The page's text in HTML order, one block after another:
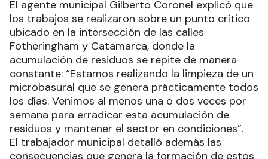
El agente municipal Gilberto Coronel explicó que
los trabajos se realizaron sobre un punto crítico
ubicado en la intersección de las calles
Fotheringham y Catamarca, donde la
acumulación de residuos se repite de manera
constante: “Estamos realizando la limpieza de un
microbasural que se genera prácticamente todos
los días. Venimos al menos una o dos veces por
semana para erradicar esta acumulación de
residuos y mantener el sector en condiciones”.
El trabajador municipal detalló además las
consecuencias que genera la formación de estos